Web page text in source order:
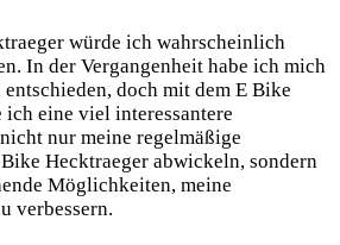
würde ich wahrscheinlich
In der Vergangenheit habe ich mich
doch mit dem E Bike
ich eine viel interessantere
nur meine regelmäßige
Hecktraeger abwickeln, sondern
Möglichkeiten, meine
verbessern.